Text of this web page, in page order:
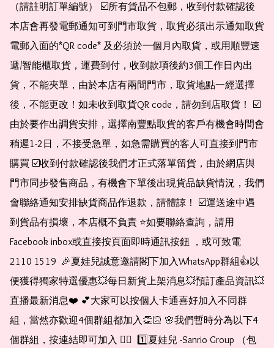
（請註明訂單編號） ☑️所有貨品不包郵，收到付款確認後
本店會再發電郵通知可到門市取貨，取貨必須出示通知取貨
電郵入面的*QR code* 及必須於一個月內取貨，或用順豐速
遞/智能櫃取貨，運費到付，收到款項後約3個工作日內出
貨，不能夾單，由於本店有兩間門市，取貨地點一經選擇
後，不能更改！如未收到取貨QR code，請勿到店取貨！ ☑️
由於要作出調貨安排，選擇南豐點取貨的客戶有機會時間會
稍遲1-2日，不接受急單，如急需購買的客人可直接到門市
購買 ☑️收到付款確認後我們才正式落單留貨，由於網店與
門市同步發售商品，有機會下單後出現貨品缺貨情況，我們
會聯絡通知安排缺貨商品作退款，請體諒！ ☑️運送途中遇
到貨品有損壞，本店概不負責 ⭐️如要聯絡查詢，請用
Facebook inbox或直接按頁面即時通訊按鈕 ，或可致電
2110 1519  🎉夏娃兒誠意邀請閣下加入WhatsApp群組👍以
便獲得獨家特選優惠💥每日新貨上架消息💥預訂產品資訊💥
直播最新消息❤️ 💕大家可以按個人卡通喜好加入不同群
組，當然亦歡迎4個群組都加入👏🏻 🌸我們暫時分為以下4
個群組，按連結即可加入 👇🏻  1️⃣夏娃兒 -Sanrio Group （包